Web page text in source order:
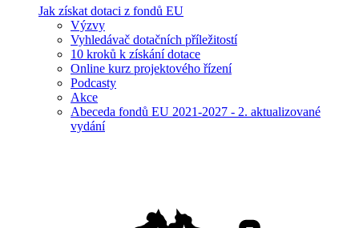
Jak získat dotaci z fondů EU
Výzvy
Vyhledávač dotačních příležitostí
10 kroků k získání dotace
Online kurz projektového řízení
Podcasty
Akce
Abeceda fondů EU 2021-2027 - 2. aktualizované
vydání